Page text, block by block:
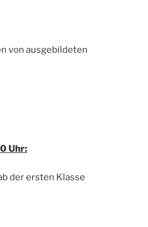
von ausgebildeten
Uhr:
der ersten Klasse